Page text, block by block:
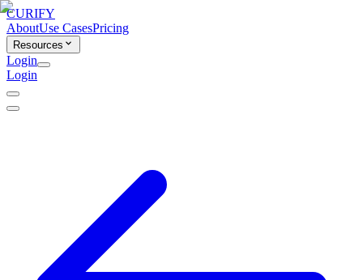
CURIFY
AboutUse CasesPricing
Resources
Login
Login